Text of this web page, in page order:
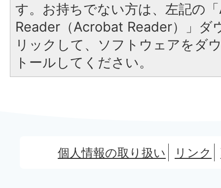
す。お持ちでない方は、左記の
Reader（Acrobat Reader）」ダ
リックして、ソフトウェアをダ
トールしてください。
個人情報の取り扱い リンク